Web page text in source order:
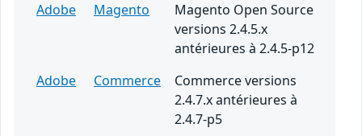
Adobe
Magento
Magento Open Source
versions 2.4.5.x
antérieures à 2.4.5-p12
Adobe
Commerce
Commerce versions
2.4.7.x antérieures à
2.4.7-p5